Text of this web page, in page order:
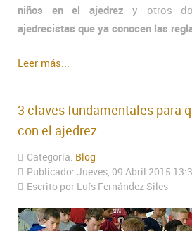
niños en el ajedrez y otros
ajedrecistas que ya conocen las
Leer más...
3 claves fundamentales para
con el ajedrez
Categoría: Blog
Publicado: Jueves, 09 Abril 2015
Escrito por Luís Fernández Siles